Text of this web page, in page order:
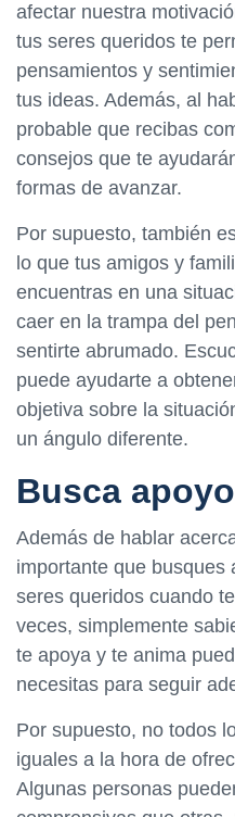
afectar nuestra
tus seres queridos te
pensamientos y
tus ideas. Además, al
probable que recibas
consejos que te
formas de avanzar.
Por supuesto, también
lo que tus amigos y
encuentras en una
caer en la trampa del
sentirte abrumado.
puede ayudarte a
objetiva sobre la
un ángulo diferente.
Busca
Además de hablar
importante que busques
seres queridos cuando
veces, simplemente
te apoya y te anima
necesitas para seguir
Por supuesto, no todos
iguales a la hora de
Algunas personas